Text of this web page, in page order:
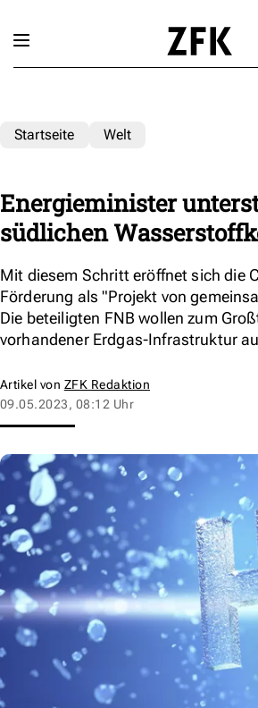
Startseite Welt
Energieminister
südlichen
Mit diesem Schritt eröffnet sich die
Förderung als "Projekt von
Die beteiligten FNB wollen zum
vorhandener Erdgas-Infrastruktur
Artikel von ZFK Redaktion
09.05.2023, 08:12 Uhr